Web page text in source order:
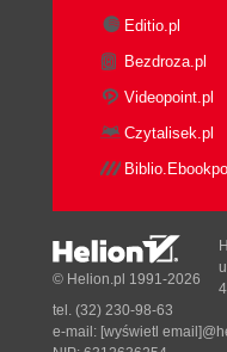
8.4 Przykłady
efektem
Rozdział 9.
9.1 Inżynieria
9.1.1 Metody
"biorcy"
9.2
Rozdział 10.
Editio.pl
Bezdroza.pl
Videopoint.pl
Czytalisek.pl
© Helion.pl 1991-2026
tel. (32) 230-98-63
e-mail: [wyświetl